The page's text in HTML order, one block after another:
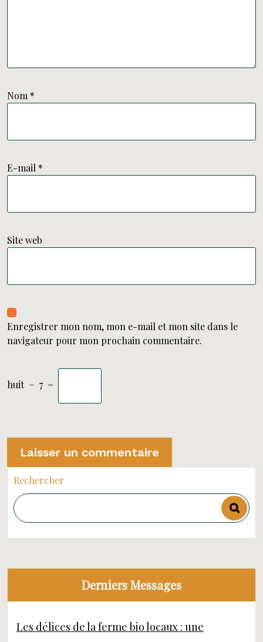
Nom *
E-mail *
Site web
Enregistrer mon nom, mon e-mail et mon site dans le
navigateur pour mon prochain commentaire.
huit − 7 =
Rechercher
Derniers Messages
Les délices de la ferme bio locaux : une